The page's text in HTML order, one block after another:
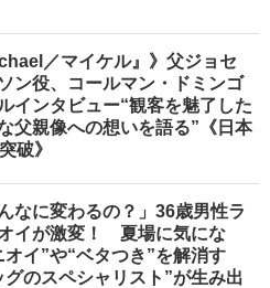
／マイケル』》父ジョセ
ン役、コールマン・ドミンゴ
インタビュー“観客を魅了した
父親像への想いを語る”《日本
破》
なに変わるの？」36歳男性ラ
イが激変！ 夏場に気にな
オイ”や“ベタつき”を解消す
グのスペシャリスト”が生み出